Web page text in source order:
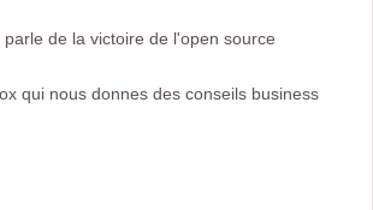
de la victoire de l'open source
qui nous donnes des conseils business